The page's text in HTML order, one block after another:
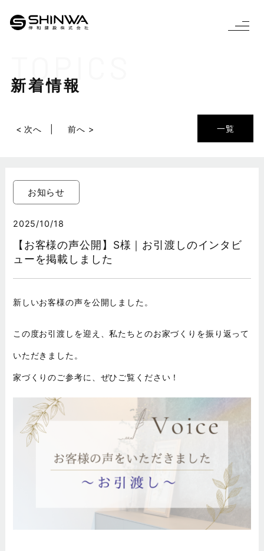
TOPICS
新着情報
一覧
< 次へ 前へ >
お知らせ
2025/10/18
【お客様の声公開】S様｜お引渡しのインタビ
ューを掲載しました
新しいお客様の声を公開しました。
この度お引渡しを迎え、私たちとのお家づくりを振り返って
いただきました。
家づくりのご参考に、ぜひご覧ください！